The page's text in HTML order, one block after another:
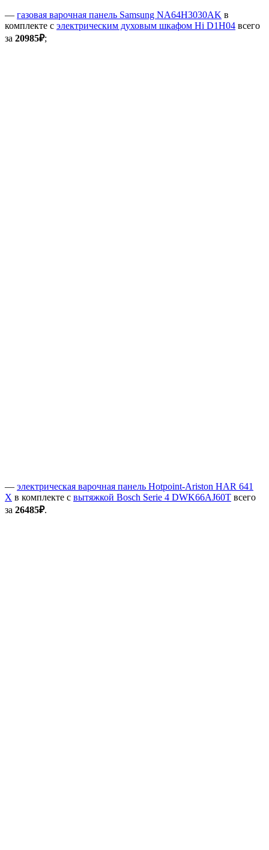
— газовая варочная панель Samsung NA64H3030AK в
комплекте с электрическим духовым шкафом Hi D1H04 всего
за 20985₽;
— электрическая варочная панель Hotpoint-Ariston HAR 641
X в комплекте с вытяжкой Bosch Serie 4 DWK66AJ60T всего
за 26485₽.